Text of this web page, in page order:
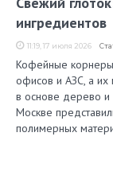
ингредиентов
11:19, 17 июля 2026
Кофейные корнеры
офисов и АЗС, а их
в основе дерево и
Москве
полимерных